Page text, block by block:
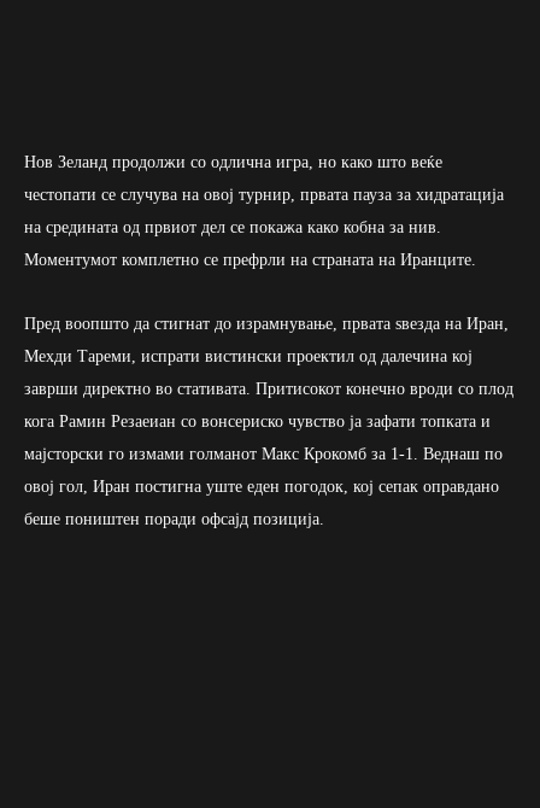
Нов Зеланд продолжи со одлична игра, но како што веќе
честопати се случува на овој турнир, првата пауза за хидратација
на средината од првиот дел се покажа како кобна за нив.
Моментумот комплетно се префрли на страната на Иранците.
Пред воопшто да стигнат до израмнување, првата ѕвезда на Иран,
Мехди Тареми, испрати вистински проектил од далечина кој
заврши директно во стативата. Притисокот конечно вроди со плод
кога Рамин Резаеиан со вонсериско чувство ја зафати топката и
мајсторски го измами голманот Макс Крокомб за 1-1. Веднаш по
овој гол, Иран постигна уште еден погодок, кој сепак оправдано
беше поништен поради офсајд позиција.